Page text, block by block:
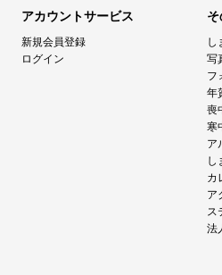
アカウントサービス
新規会員登録
ログイン
し
写
フ
年
喪
寒
ア
し
カ
ア
ス
法